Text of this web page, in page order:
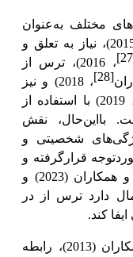
مختلف به‌عنوان
، 2015)، نیاز به تعلق و
، 2016)، ترس از
[28]
، 2018) و نیز
، 2019) با استفاده از
بااین‌حال، نقش
شخصیتی و
قرارگرفته و
به‌ویژه بر اساس یافته‌های الشاخسی و همکاران (2023) و
احتمال دارد ترس از در
کند.
از سویی، طبق نظر پرزیبلسکی و همکاران (2013)، رابطه